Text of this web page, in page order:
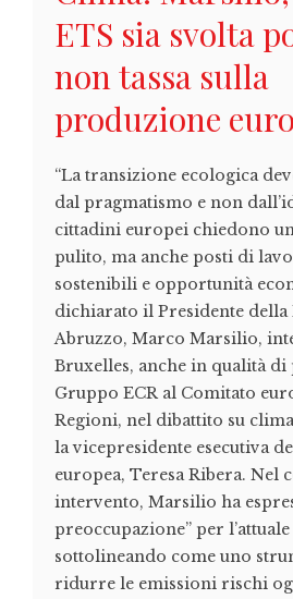
ETS sia svolta
non tassa sulla
produzione
“La transizione ecologica
dal pragmatismo e non
cittadini europei chiedono
pulito, ma anche posti di
sostenibili e opportunità
dichiarato il Presidente della
Abruzzo, Marco Marsilio,
Bruxelles, anche in qualità di
Gruppo ECR al Comitato
Regioni, nel dibattito su
la vicepresidente esecutiva
europea, Teresa Ribera. Nel
intervento, Marsilio ha
preoccupazione” per l’attuale
sottolineando come uno
ridurre le emissioni rischi